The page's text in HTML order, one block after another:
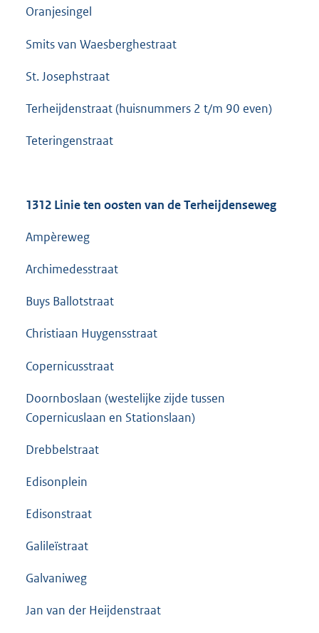
Oranjesingel
Smits van Waesberghestraat
St. Josephstraat
Terheijdenstraat (huisnummers 2 t/m 90 even)
Teteringenstraat
1312 Linie ten oosten van deTerheijdenseweg
Ampèreweg
Archimedesstraat
Buys Ballotstraat
Christiaan Huygensstraat
Copernicusstraat
Doornboslaan (westelijke zijde tussen
Copernicuslaan en Stationslaan)
Drebbelstraat
Edisonplein
Edisonstraat
Galileïstraat
Galvaniweg
Jan van der Heijdenstraat